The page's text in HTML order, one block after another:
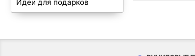
Идеи для подарков